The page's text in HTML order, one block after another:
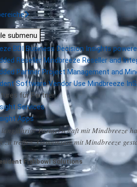
submenu
BDIBusiness Decision Insights
ResellerMindbreeze Reseller and
PartnerProject Management and
Software VendorUse Mindbreeze
für Partner
Services
Apps
Partnerschaft mit Mindbreeze
zu treffen. Gemeinsam mit Mindbreeze
Fishbowl Solutions